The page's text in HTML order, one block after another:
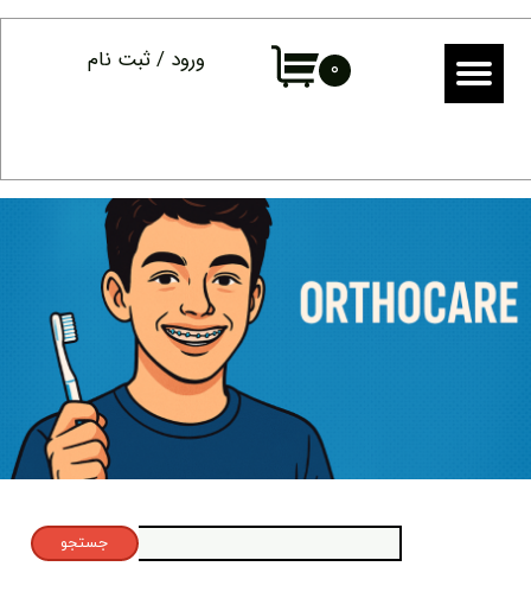
۰ ورود / ثبت نام
حساب کاربری من
سفارشات
جستجو